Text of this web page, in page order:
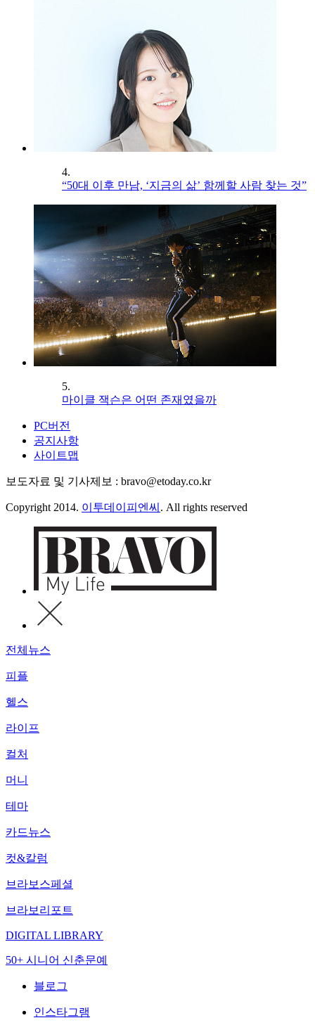
4.
“50대 이후 만남, ‘지금의 삶’ 함께할 사람 찾는 것”
5.
마이클 잭슨은 어떤 존재였을까
PC버전
공지사항
사이트맵
보도자료 및 기사제보 : bravo@etoday.co.kr
Copyright 2014. 이투데이피엔씨 . All rights reserved
전체뉴스
피플
헬스
라이프
컬처
머니
테마
카드뉴스
컷&칼럼
브라보스페셜
브라보리포트
DIGITAL LIBRARY
50+ 시니어 신춘문예
블로그
인스타그램